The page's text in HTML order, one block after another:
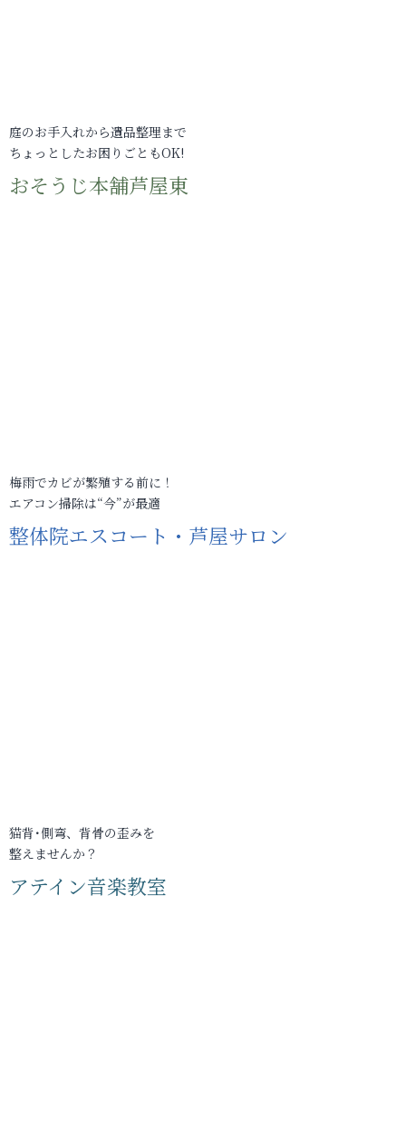
庭のお手入れから遺品整理まで
ちょっとしたお困りごともOK!
おそうじ本舗芦屋東
梅雨でカビが繁殖する前に！
エアコン掃除は“今”が最適
整体院エスコート・芦屋サロン
猫背･側弯、背骨の歪みを
整えませんか？
アテイン音楽教室